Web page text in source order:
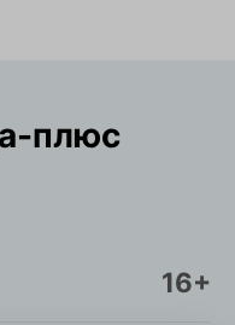
плюс
16+